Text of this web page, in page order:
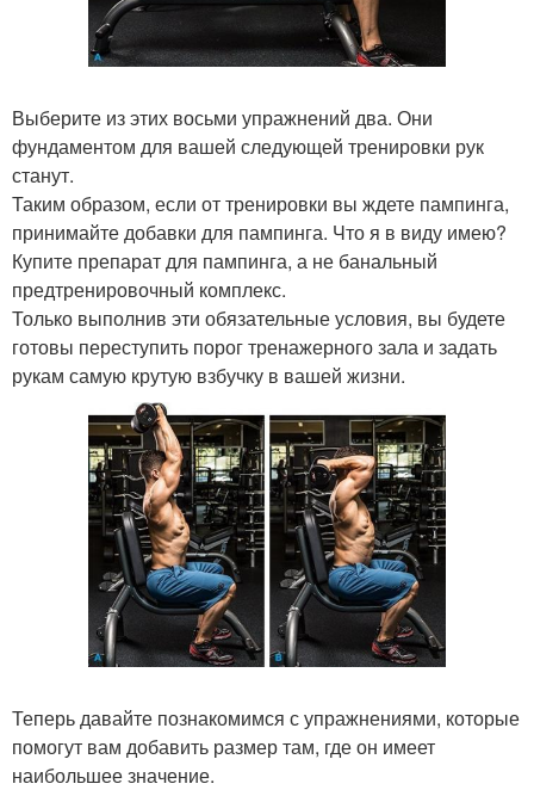
Выберите из этих восьми упражнений два. Они
фундаментом для вашей следующей тренировки рук
станут.
Таким образом, если от тренировки вы ждете пампинга,
принимайте добавки для пампинга. Что я в виду имею?
Купите препарат для пампинга, а не банальный
предтренировочный комплекс.
Только выполнив эти обязательные условия, вы будете
готовы переступить порог тренажерного зала и задать
рукам самую крутую взбучку в вашей жизни.
Теперь давайте познакомимся с упражнениями, которые
помогут вам добавить размер там, где он имеет
наибольшее значение.